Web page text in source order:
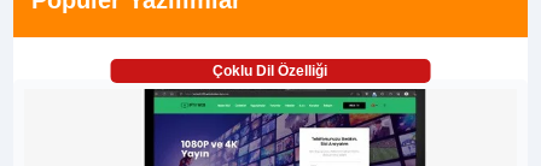
Çoklu Dil Özelliği